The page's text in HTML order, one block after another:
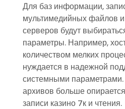
Для баз информации,
мультимедийных файлов
серверов будут
параметры. Например,
количеством мелких
нуждается в надежной
системными
архивов больше
записи казино 7к и чтения.